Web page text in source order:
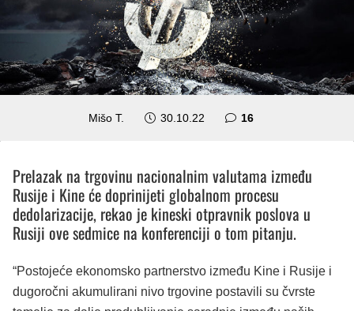
Mišo T. 30.10.22 16komentara
Prelazak na trgovinu nacionalnim valutama između
Rusije i Kine će doprinijeti globalnom procesu
dedolarizacije, rekao je kineski otpravnik poslova u
Rusiji ove sedmice na konferenciji o tom pitanju.
“Postojeće ekonomsko partnerstvo između Kine i Rusije i
dugoročni akumulirani nivo trgovine postavili su čvrste